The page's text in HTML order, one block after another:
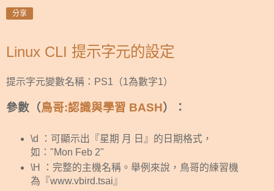
分享
Linux CLI 提示字元的設定
提示字元變數名稱：PS1（1為數字1）
參數（鳥哥:認識與學習 BASH）：
\d ：可顯示出『星期 月 日』的日期格式，
如："Mon Feb 2"
\H ：完整的主機名稱。舉例來說，鳥哥的練習機
為『www.vbird.tsai』